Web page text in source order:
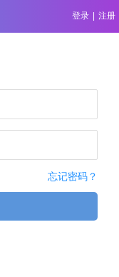
登录 注册
忘记密码？